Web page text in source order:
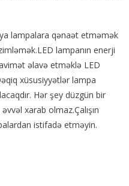
ya lampalara qənaət etməmək
lampanın enerji
əlavə etməklə LED
xüsusiyyətlər lampa
Hər şey düzgün bir
xarab olmaz.Çalışın
istifadə etməyin.